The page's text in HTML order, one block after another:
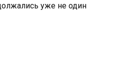
уже не один